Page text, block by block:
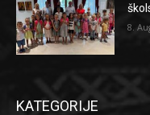
8.
KATEGORIJE